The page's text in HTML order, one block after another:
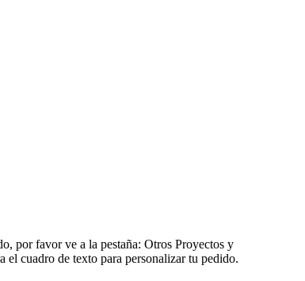
por favor ve a la pestaña: Otros Proyectos y
el cuadro de texto para personalizar tu pedido.